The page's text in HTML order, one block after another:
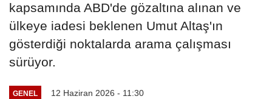
kapsamında ABD'de gözaltına alınan ve
ülkeye iadesi beklenen Umut Altaş'ın
gösterdiği noktalarda arama çalışması
sürüyor.
GENEL 12 Haziran 2026 - 11:30